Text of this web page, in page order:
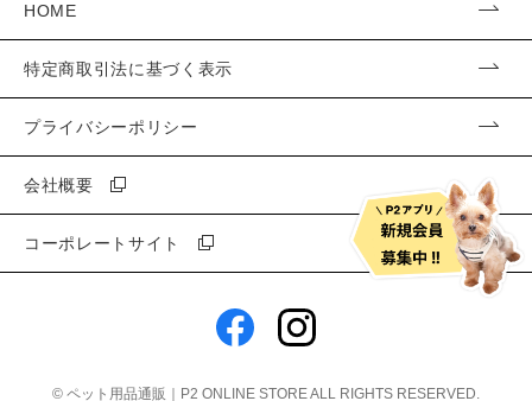
HOME
特定商取引法に基づく表示
プライバシーポリシー
会社概要
コーポレートサイト
© ペット用品通販｜P2 ONLINE STOREALL RIGHTS RESERVED.